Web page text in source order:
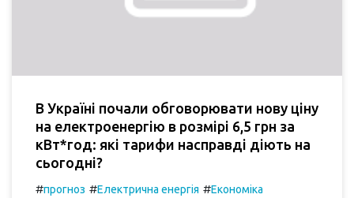
В Україні почали обговорювати нову ціну
на електроенергію в розмірі 6,5 грн за
кВт*год: які тарифи насправді діють на
сьогодні?
#прогноз #Електрична енергія #Економіка